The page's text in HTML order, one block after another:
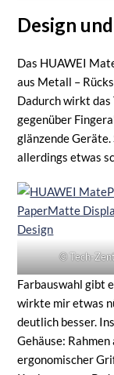
Design
Das HUAWEI
aus Metall –
Dadurch wirkt
gegenüber
glänzende
allerdings etwas
© Tech-
Farbauswahl gibt
wirkte mir etwas
deutlich besser.
Gehäuse:
ergonomischer